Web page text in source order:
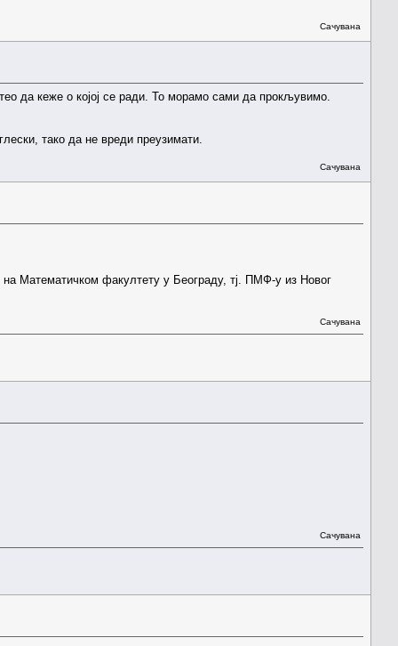
Сачувана
да кеже о којој се ради. То морамо сами да прокљувимо.
тако да не вреди преузимати.
Сачувана
Математичком факултету у Београду, тј. ПМФ-у из Новог
Сачувана
Сачувана